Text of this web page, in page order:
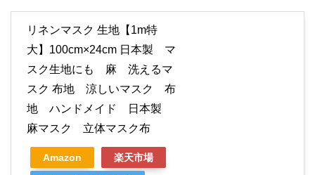
リネンマスク 生地【1m特
大】100cm×24cm 日本製 マ
スク生地にも 麻 洗えるマ
スク 布地 涼しいマスク 布
地 ハンドメイド 日本製
麻マスク 立体マスク布
Amazon 楽天市場